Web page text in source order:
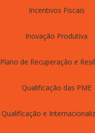
Incentivos Fiscais
Inovação Produtiva
Plano de Recuperação e
Qualificação das PME
Qualificação e